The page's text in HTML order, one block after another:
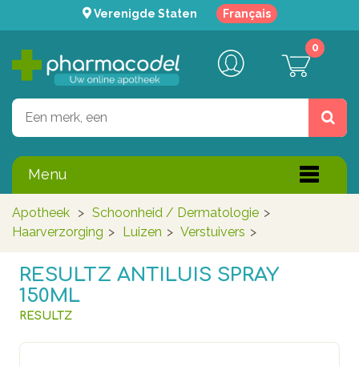
Verenigde Staten Français
0
Menu
Apotheek > Schoonheid / Dermatologie >
Haarverzorging > Luizen > Verstuivers >
RESULTZ ANTILUIS SPRAY
150ML
RESULTZ